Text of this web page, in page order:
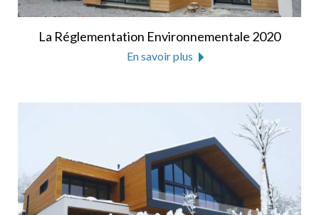
La Réglementation Environnementale 2020
En savoir plus